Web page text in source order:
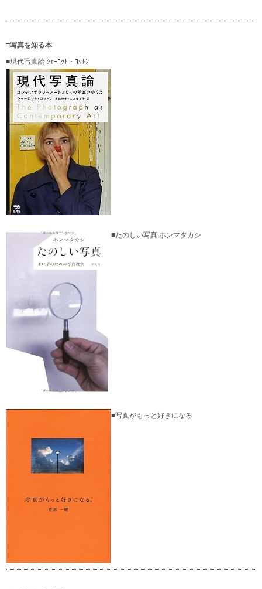
□写真を知る本
■現代写真論 ｼｬｰﾛｯﾄ・ｺｯﾄﾝ
■たのしい写真 ホンマタカシ
■写真がもっと好きになる